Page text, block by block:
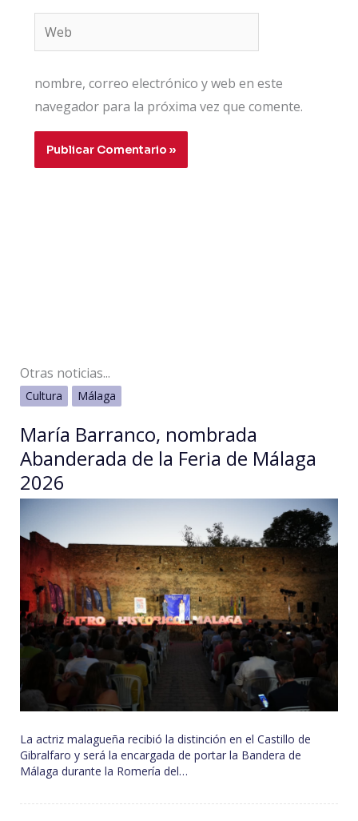
Web
nombre, correo electrónico y web en este
navegador para la próxima vez que comente.
Otras noticias...
Cultura Málaga
María Barranco, nombrada
Abanderada de la Feria de Málaga
2026
La actriz malagueña recibió la distinción en el Castillo de
Gibralfaro y será la encargada de portar la Bandera de
Málaga durante la Romería del…